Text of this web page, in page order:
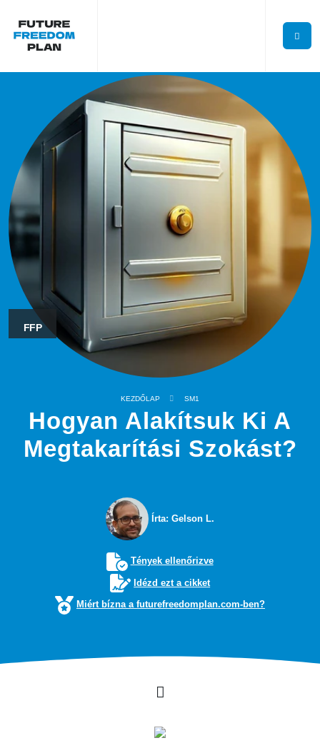
FFP
KEZDŐLAP SM1
Hogyan Alakítsuk Ki A
Megtakarítási Szokást?
Írta: Gelson L.
Tények ellenőrizve
Idézd ezt a cikket
Miért bízna a futurefreedomplan.com-ben?